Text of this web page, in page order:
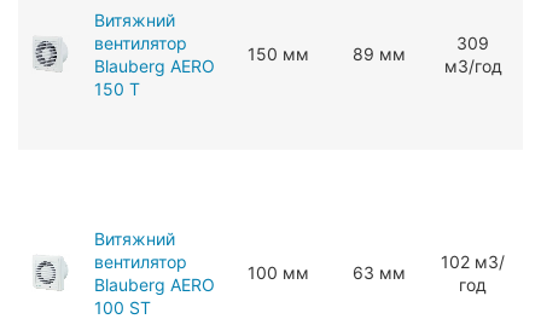
Витяжний
вентилятор
Blauberg AERO
150 T
150 мм 89 мм
309
мЗ/год
Витяжний
вентилятор
Blauberg AERO
100 ST
100 мм 63 мм
102 мЗ/
год